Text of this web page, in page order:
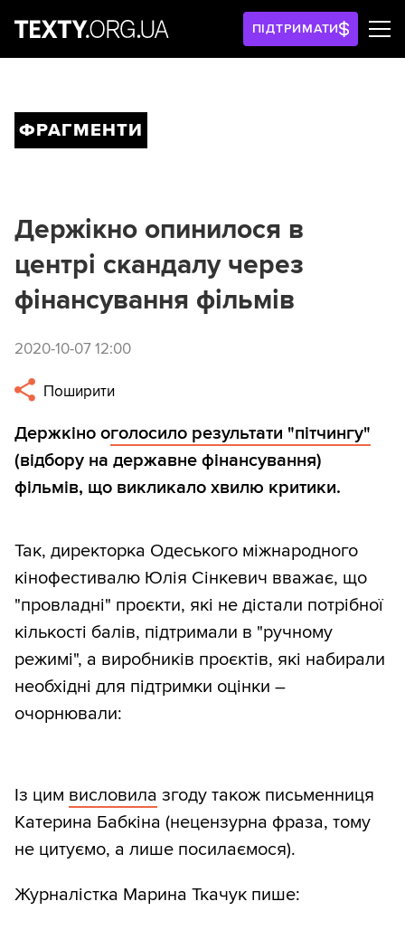
ПІДТРИМАТИ
ФРАГМЕНТИ
Держікно опинилося в
центрі скандалу через
фінансування фільмів
2020-10-07 12:00
Поширити
Держкіно оголосило результати "пітчингу"
(відбору на державне фінансування)
фільмів, що викликало хвилю критики.
Так, директорка Одеського міжнародного
кінофестивалю Юлія Сінкевич вважає, що
"провладні" проєкти, які не дістали потрібної
кількості балів, підтримали в "ручному
режимі", а виробників проєктів, які набирали
необхідні для підтримки оцінки –
очорнювали:
Із цим висловила згоду також письменниця
Катерина Бабкіна (нецензурна фраза, тому
не цитуємо, а лише посилаємося).
Журналістка Марина Ткачук пише: